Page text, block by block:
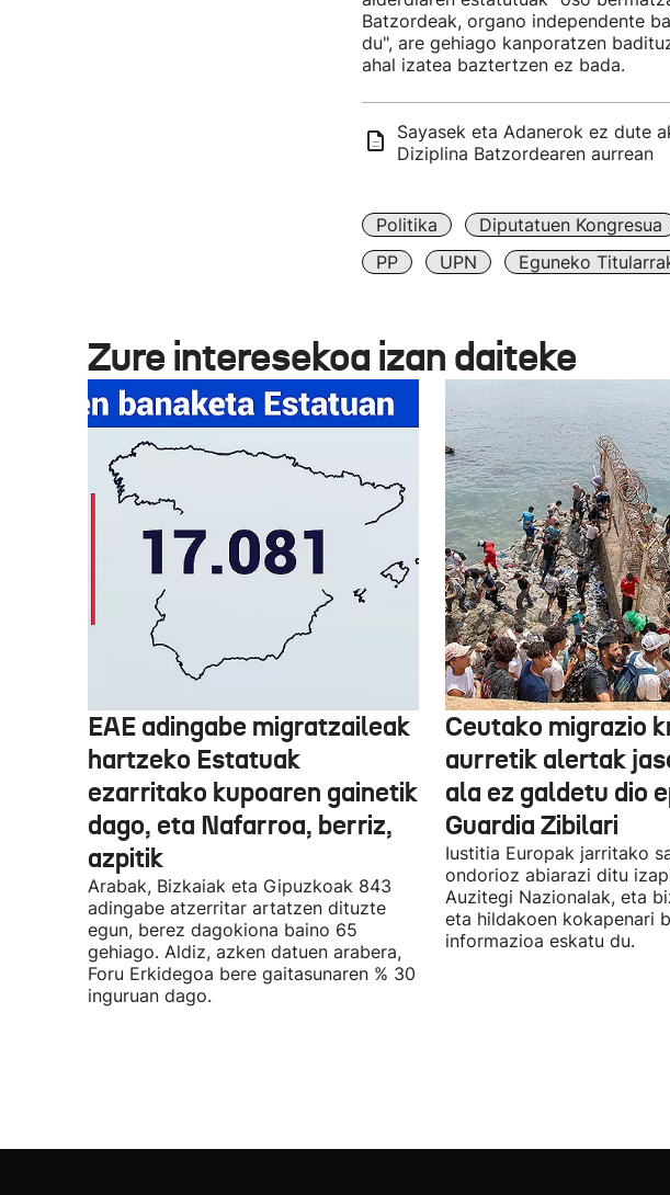
Batzordeak, organo independente
du", are gehiago kanporatzen
ahal izatea baztertzen ez bada.
Sayasek eta Adanerok ez dute
Diziplina Batzordearen aurrean
Politika Diputatuen Kongresua
PP
UPN Eguneko
Zure interesekoa izan daiteke
EAE adingabe migratzaileak
hartzeko Estatuak
ezarritako kupoaren gainetik
dago, eta Nafarroa, berriz,
azpitik
Arabak, Bizkaiak eta Gipuzkoak 843
adingabe atzerritar artatzen dituzte
egun, berez dagokiona baino 65
gehiago. Aldiz, azken datuen arabera,
Foru Erkidegoa bere gaitasunaren % 30
inguruan dago.
Ceutako migrazio
aurretik alertak
ala ez galdetu dio
Guardia Zibilari
Iustitia Europak jarritako
ondorioz abiarazi ditu
Auzitegi Nazionalak, eta
eta hildakoen kokapenari
informazioa eskatu du.